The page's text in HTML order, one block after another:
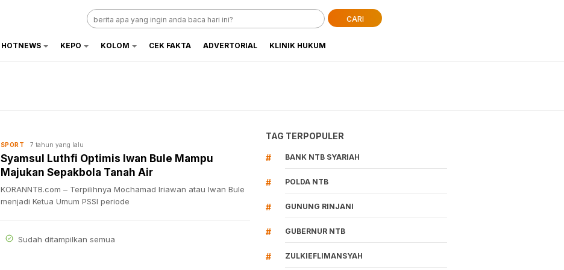
CARI
HOTNEWS KEPO KOLOM CEK FAKTA ADVERTORIAL KLINIK HUKUM
SPORT 7 tahun yang lalu
Syamsul Luthfi Optimis Iwan Bule Mampu
Majukan Sepakbola Tanah Air
KORANNTB.com – Terpilihnya Mochamad Iriawan atau Iwan Bule
menjadi Ketua Umum PSSI periode
Sudah ditampilkan semua
TAG TERPOPULER
# BANK NTB SYARIAH
# POLDA NTB
# GUNUNG RINJANI
# GUBERNUR NTB
# ZULKIEFLIMANSYAH